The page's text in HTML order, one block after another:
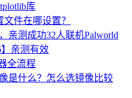
库
件在哪设置？
亲测成功32人联机Palworld
】亲测有效
全流程
是什么？怎么选镜像比较